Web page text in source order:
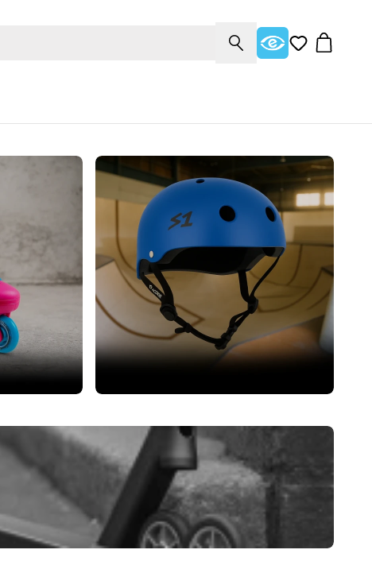
Beskyttelse